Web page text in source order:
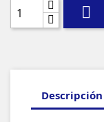

Descripción